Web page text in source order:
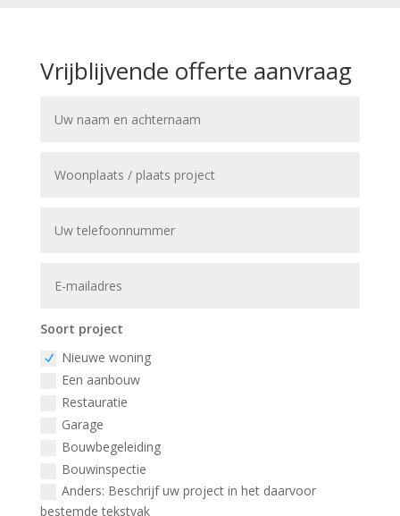
Vrijblijvende offerte aanvraag
Soort project
Nieuwe woning
Een aanbouw
Restauratie
Garage
Bouwbegeleiding
Bouwinspectie
Anders: Beschrijf uw project in het daarvoor
bestemde tekstvak